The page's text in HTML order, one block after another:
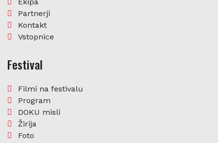
Partnerji
Kontakt
Vstopnice
Festival
Filmi na festivalu
Program
DOKU misli
Žirija
Foto